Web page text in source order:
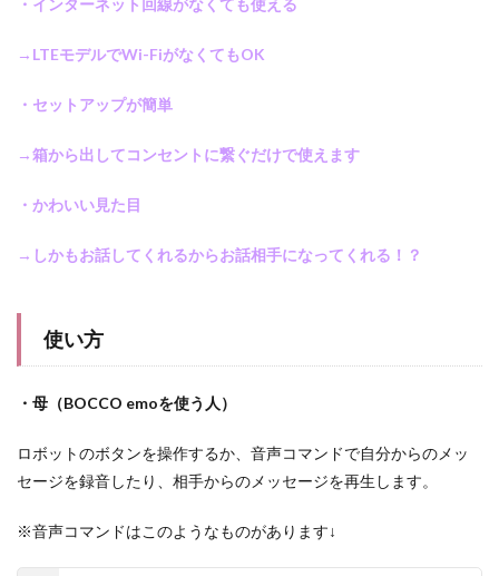
→LTEモデルでWi-FiがなくてもOK
・セットアップが簡単
→箱から出してコンセントに繋ぐだけで使えます
・かわいい見た目
→しかもお話してくれるからお話相手になってくれる！？
使い方
・母（BOCCO emoを使う人）
ロボットのボタンを操作するか、音声コマンドで自分からのメッ
セージを録音したり、相手からのメッセージを再生します。
※音声コマンドはこのようなものがあります↓